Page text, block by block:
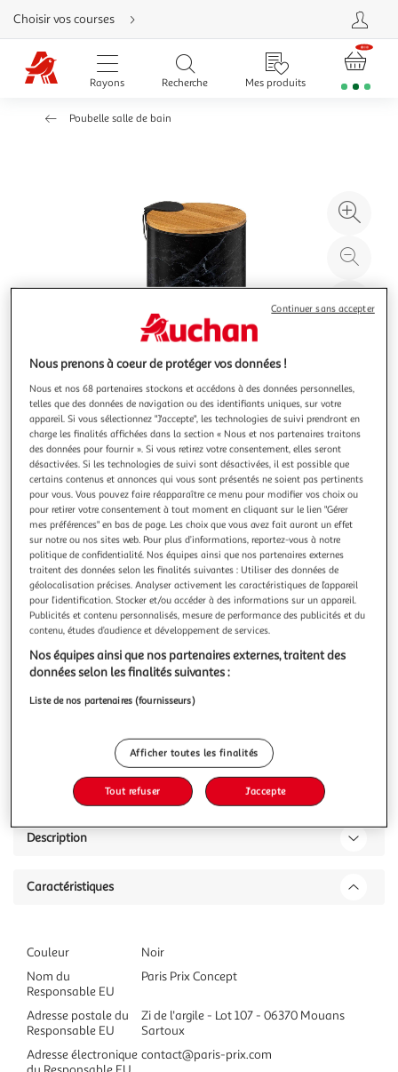
Aller
directement
au
contenu
Aller
directement
Aller
Choisir vos courses
Rayons Recherche Mes produits
Poubelle salle de bain
à
100
le
Illustration
précédente
Illustration
suivante
FIVE
Poubelle à pédale imprimé marbre léa 3l noir
Informations Techniques : Dimensions : D. 16,8 x H. 25 cm
Matières : Polypropylène & Métal Spécificités : Pratique &
Design Poubelle de salle de bain À pédale Imprimé marbre
Forme ronde Capacité : 3 L Poids : 0,6 kg Couleur : Noir
En savoir +
Vendu parParis Prix
Livr. ou retrait dès 1/2 semaines
A partir de 7,99€
Vendu parParis Prix
-21 %
dont 0,12€ d'éco part. mobilier.
Description
Caractéristiques
Couleur
Noir
Nom du
Responsable EU
Paris Prix Concept
Adresse postale du
Responsable EU
Zi de l'argile - Lot 107 - 06370 Mouans
Sartoux
Adresse électronique contact@paris-prix.com
Nous prenons à coeur de protéger vos données !
Nous et nos 68 partenaires stockons et accédons à des données personnelles,
telles que des données de navigation ou des identifiants uniques, sur votre
appareil. Si vous sélectionnez "J'accepte", les technologies de suivi prendront en
charge les finalités affichées dans la section « Nous et nos partenaires traitons
des données pour fournir ». Si vous retirez votre consentement, elles seront
désactivées. Si les technologies de suivi sont désactivées, il est possible que
certains contenus et annonces qui vous sont présentés ne soient pas pertinents
pour vous. Vous pouvez faire réapparaître ce menu pour modifier vos choix ou
pour retirer votre consentement à tout moment en cliquant sur le lien "Gérer
mes préférences" en bas de page. Les choix que vous avez fait auront un effet
sur notre ou nos sites web. Pour plus d’informations, reportez-vous à notre
politique de confidentialité. Nos équipes ainsi que nos partenaires externes
traitent des données selon les finalités suivantes : Utiliser des données de
géolocalisation précises. Analyser activement les caractéristiques de l’appareil
pour l’identification. Stocker et/ou accéder à des informations sur un appareil.
Publicités et contenu personnalisés, mesure de performance des publicités et du
contenu, études d’audience et développement de services.
Nos équipes ainsi que nos partenaires externes, traitent des
données selon les finalités suivantes :
Liste de nos partenaires (fournisseurs)
Afficher toutes les finalités
Tout refuser J'accepte
Continuer sans accepter